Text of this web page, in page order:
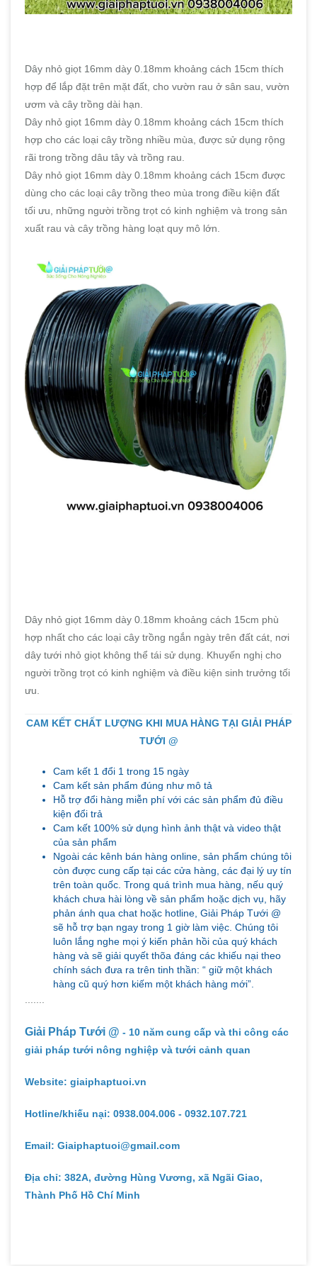
Dây nhỏ giọt 16mm dày 0.18mm khoảng cách 15cm thích
hợp để lắp đặt trên mặt đất, cho vườn rau ở sân sau, vườn
ươm và cây trồng dài hạn.
Dây nhỏ giọt 16mm dày 0.18mm khoảng cách 15cm thích
hợp cho các loại cây trồng nhiều mùa, được sử dụng rộng
rãi trong trồng dâu tây và trồng rau.
Dây nhỏ giọt 16mm dày 0.18mm khoảng cách 15cm được
dùng cho các loại cây trồng theo mùa trong điều kiện đất
tối ưu, những người trồng trọt có kinh nghiệm và trong sản
xuất rau và cây trồng hàng loạt quy mô lớn.
Dây nhỏ giọt 16mm dày 0.18mm khoảng cách 15cm phù
hợp nhất cho các loại cây trồng ngắn ngày trên đất cát, nơi
dây tưới nhỏ giọt không thể tái sử dụng. Khuyến nghị cho
người trồng trọt có kinh nghiệm và điều kiện sinh trưởng tối
ưu.
CAM KẾT CHẤT LƯỢNG KHI MUA HÀNG TẠI GIẢI PHÁP
TƯỚI @
Cam kết 1 đổi 1 trong 15 ngày
Cam kết sản phẩm đúng như mô tả
Hỗ trợ đổi hàng miễn phí với các sản phẩm đủ điều
kiện đổi trả
Cam kết 100% sử dụng hình ảnh thật và video thật
của sản phẩm
Ngoài các kênh bán hàng online, sản phẩm chúng tôi
còn được cung cấp tại các cửa hàng, các đại lý uy tín
trên toàn quốc. Trong quá trình mua hàng, nếu quý
khách chưa hài lòng về sản phẩm hoặc dịch vụ, hãy
phản ánh qua chat hoặc hotline, Giải Pháp Tưới @
sẽ hỗ trợ bạn ngay trong 1 giờ làm việc. Chúng tôi
luôn lắng nghe mọi ý kiến phản hồi của quý khách
hàng và sẽ giải quyết thõa đáng các khiếu nại theo
chính sách đưa ra trên tinh thần: “ giữ một khách
hàng cũ quý hơn kiếm một khách hàng mới”.
Giải Pháp Tưới @ - 10 năm cung cấp và thi công các
giải pháp tưới nông nghiệp và tưới cảnh quan
Website: giaiphaptuoi.vn
Hotline/khiếu nại: 0938.004.006 - 0932.107.721
Email: Giaiphaptuoi@gmail.com
Địa chỉ: 382A, đường Hùng Vương, xã Ngãi Giao,
Thành Phố Hồ Chí Minh